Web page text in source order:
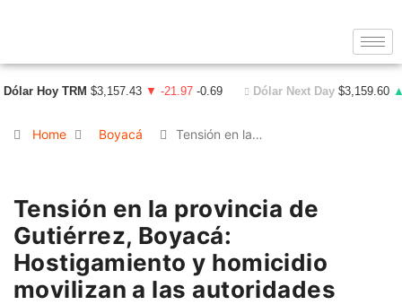
Dólar Hoy TRM $3,157.43 ▼ -21.97 -0.69 Dólar Next Day $3,159.60
Home Boyacá Tensión en la…
Tensión en la provincia de
Gutiérrez, Boyacá:
Hostigamiento y homicidio
movilizan a las autoridades